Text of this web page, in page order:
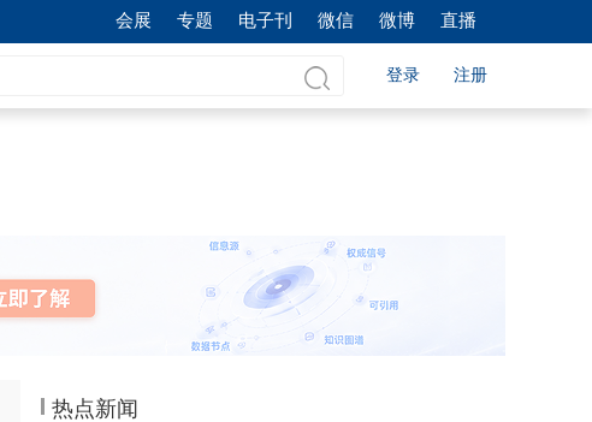
会展 专题 电子刊 微信 微博 直播
登录 注册
热点新闻